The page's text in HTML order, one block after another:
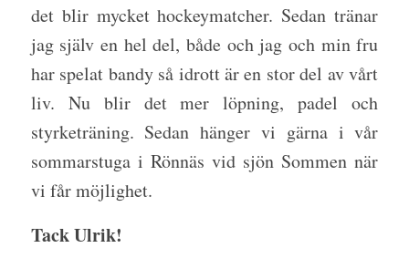
det blir mycket hockeymatcher. Sedan tränar
jag själv en hel del, både och jag och min fru
har spelat bandy så idrott är en stor del av vårt
liv. Nu blir det mer löpning, padel och
styrketräning. Sedan hänger vi gärna i vår
sommarstuga i Rönnäs vid sjön Sommen när
vi får möjlighet.
Tack Ulrik!